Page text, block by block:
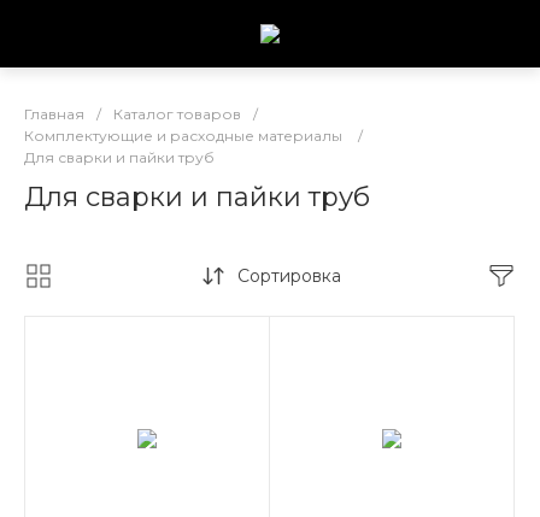
Главная / Каталог товаров
/
Комплектующие и расходные материалы
/
Для сварки и пайки труб
Для сварки и пайки труб
Сортировка